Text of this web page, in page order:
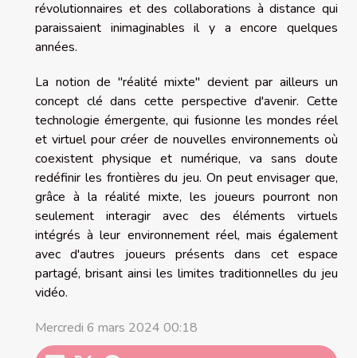
révolutionnaires et des collaborations à distance qui
paraissaient inimaginables il y a encore quelques
années.
La notion de "réalité mixte" devient par ailleurs un
concept clé dans cette perspective d'avenir. Cette
technologie émergente, qui fusionne les mondes réel
et virtuel pour créer de nouvelles environnements où
coexistent physique et numérique, va sans doute
redéfinir les frontières du jeu. On peut envisager que,
grâce à la réalité mixte, les joueurs pourront non
seulement interagir avec des éléments virtuels
intégrés à leur environnement réel, mais également
avec d'autres joueurs présents dans cet espace
partagé, brisant ainsi les limites traditionnelles du jeu
vidéo.
Mercredi 6 mars 2024 00:18